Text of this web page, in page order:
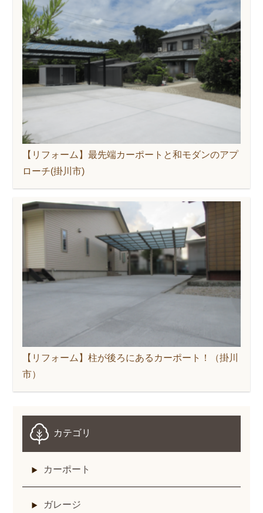
【リフォーム】最先端カーポートと和モダンのアプ
ローチ(掛川市)
【リフォーム】柱が後ろにあるカーポート！（掛川
市）
カテゴリ
カーポート
ガレージ